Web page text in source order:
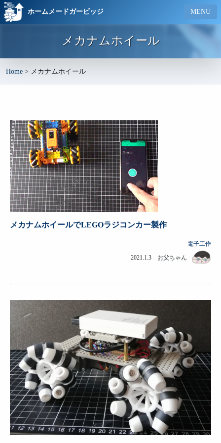
ホームメードガービッジ MENU
メカナムホイール
Home > メカナムホイール
メカナムホイールでLEGOラジコンカー製作
電子工作
2021.1.3 お父ちゃん